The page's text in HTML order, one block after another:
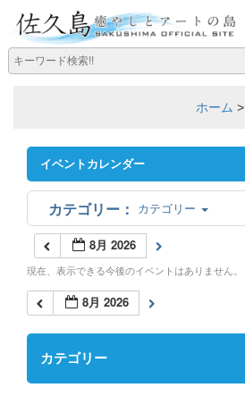
ホーム >
イベントカレンダー
カテゴリー
8月 2026
現在、表示できる今後のイベントはありません。
8月 2026
カテゴリー